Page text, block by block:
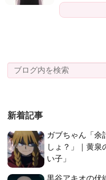
新着記事
ガブちゃん「余
しょ？」｜黄泉
い子」
黒谷アキオの伏